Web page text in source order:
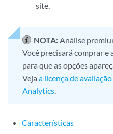
site.
NOTA:Análise
Você precisará comprar e
para que as opções
Veja a licença de
Analytics.
Características